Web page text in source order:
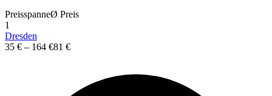
PreisspanneØ Preis
1
Dresden
35 € – 164 €81 €